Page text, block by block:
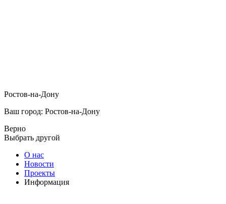
Ростов-на-Дону
Ваш город: Ростов-на-Дону
Верно
Выбрать другой
О нас
Новости
Проекты
Информация